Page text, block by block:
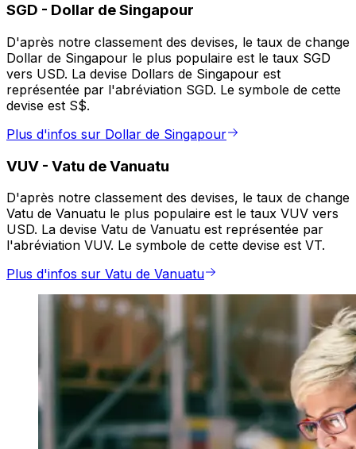
SGD - Dollar de Singapour
D'après notre classement des devises, le taux de change
Dollar de Singapour le plus populaire est le taux SGD
vers USD. La devise Dollars de Singapour est
représentée par l'abréviation SGD. Le symbole de cette
devise est S$.
Plus d'infos sur Dollar de Singapour
VUV - Vatu de Vanuatu
D'après notre classement des devises, le taux de change
Vatu de Vanuatu le plus populaire est le taux VUV vers
USD. La devise Vatu de Vanuatu est représentée par
l'abréviation VUV. Le symbole de cette devise est VT.
Plus d'infos sur Vatu de Vanuatu